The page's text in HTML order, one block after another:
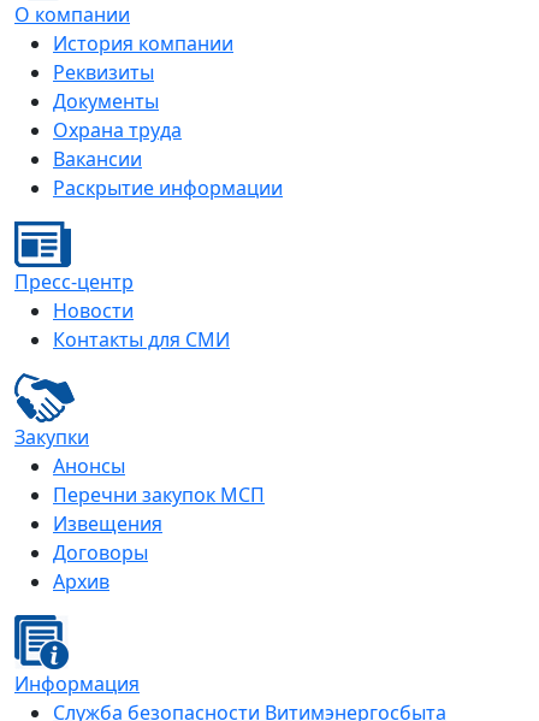
О компании
История компании
Реквизиты
Документы
Охрана труда
Вакансии
Раскрытие информации
Пресс-центр
Новости
Контакты для СМИ
Закупки
Анонсы
Перечни закупок МСП
Извещения
Договоры
Архив
Информация
Служба безопасности Витимэнергосбыта